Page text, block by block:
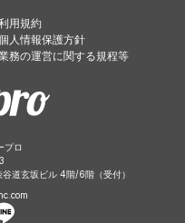
用規約
人情報保護方針
務の運営に関する規程等
プロ
道玄坂ビル 4階/6階（受付）